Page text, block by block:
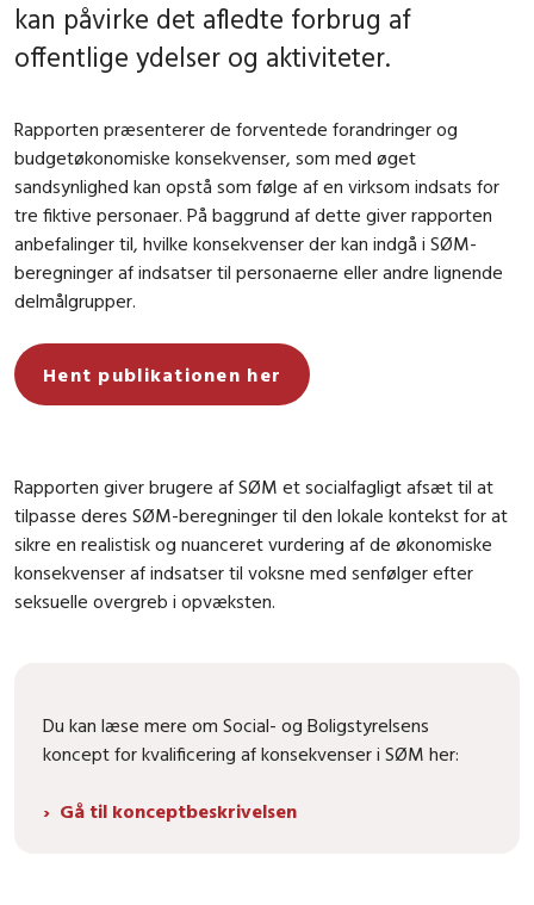
kan påvirke det afledte forbrug af
offentlige ydelser og aktiviteter.
Rapporten præsenterer de forventede forandringer og
budgetøkonomiske konsekvenser, som med øget
sandsynlighed kan opstå som følge af en virksom indsats for
tre fiktive personaer. På baggrund af dette giver rapporten
anbefalinger til, hvilke konsekvenser der kan indgå i SØM-
beregninger af indsatser til personaerne eller andre lignende
delmålgrupper.
Hent publikationen her
Rapporten giver brugere af SØM et socialfagligt afsæt til at
tilpasse deres SØM-beregninger til den lokale kontekst for at
sikre en realistisk og nuanceret vurdering af de økonomiske
konsekvenser af indsatser til voksne med senfølger efter
seksuelle overgreb i opvæksten.
Du kan læse mere om Social- og Boligstyrelsens
koncept for kvalificering af konsekvenser i SØM her:
Gå til konceptbeskrivelsen